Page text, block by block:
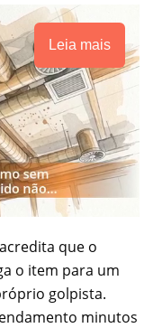
Leia mais
que o
o item para um
golpista.
minutos